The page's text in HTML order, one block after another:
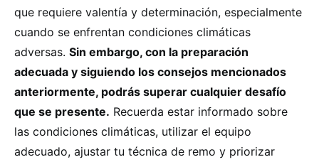
que requiere valentía y determinación, especialmente
cuando se enfrentan condiciones climáticas
adversas. Sin embargo, con la preparación
adecuada y siguiendo los consejos mencionados
anteriormente, podrás superar cualquier desafío
que se presente. Recuerda estar informado sobre
las condiciones climáticas, utilizar el equipo
adecuado, ajustar tu técnica de remo y priorizar